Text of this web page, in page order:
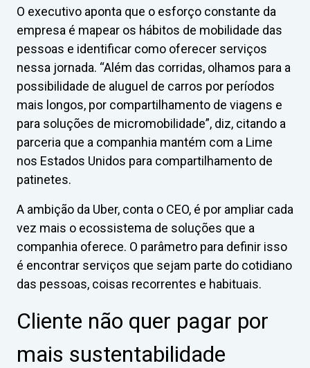
O executivo aponta que o esforço constante da
empresa é mapear os hábitos de mobilidade das
pessoas e identificar como oferecer serviços
nessa jornada. “Além das corridas, olhamos para a
possibilidade de aluguel de carros por períodos
mais longos, por compartilhamento de viagens e
para soluções de micromobilidade”, diz, citando a
parceria que a companhia mantém com a Lime
nos Estados Unidos para compartilhamento de
patinetes.
A ambição da Uber, conta o CEO, é por ampliar cada
vez mais o ecossistema de soluções que a
companhia oferece. O parâmetro para definir isso
é encontrar serviços que sejam parte do cotidiano
das pessoas, coisas recorrentes e habituais.
Cliente não quer pagar por
mais sustentabilidade